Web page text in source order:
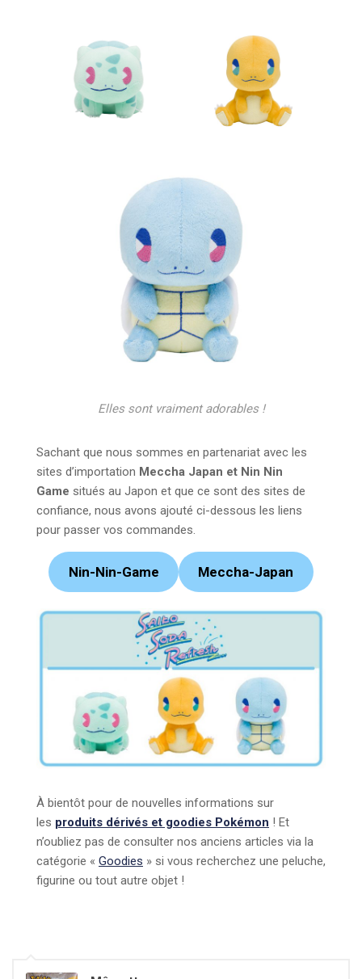
Elles sont vraiment adorables !
Sachant que nous sommes en partenariat avec les
sites d’importation Meccha Japan et Nin Nin
Game situés au Japon et que ce sont des sites de
confiance, nous avons ajouté ci-dessous les liens
pour passer vos commandes.
Nin-Nin-Game Meccha-Japan
À bientôt pour de nouvelles informations sur
les produits dérivés et goodies Pokémon ! Et
n’oubliez pas de consulter nos anciens articles via la
catégorie « Goodies » si vous recherchez une peluche,
figurine ou tout autre objet !